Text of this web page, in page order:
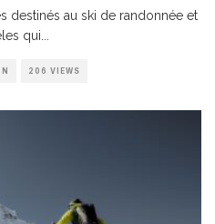
destinés au ski de randonnée et
qui
206 VIEWS